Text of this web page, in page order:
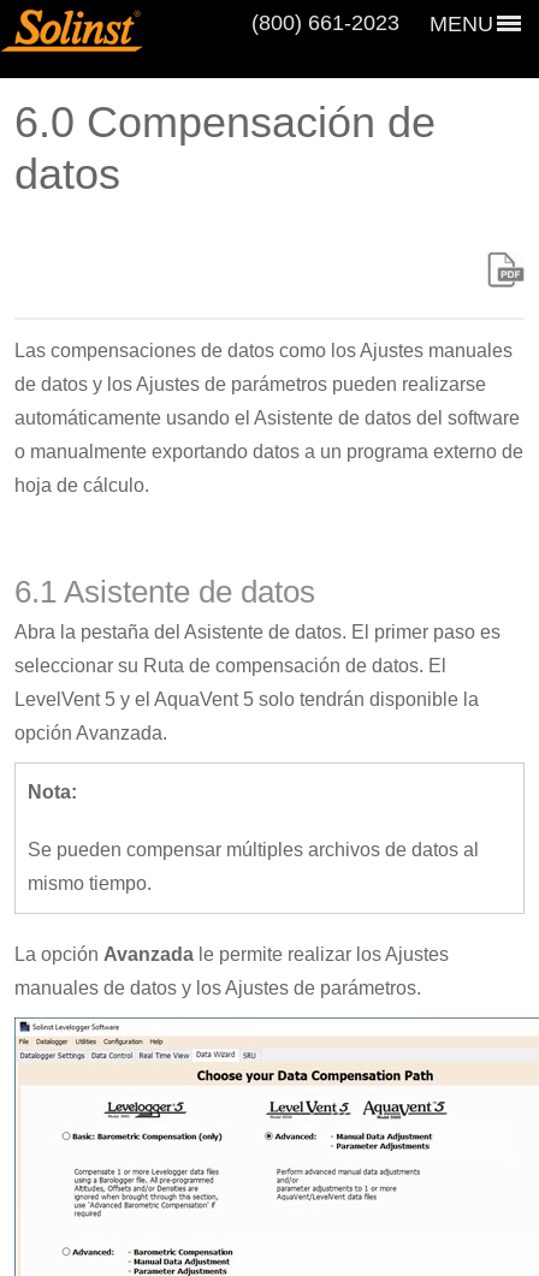
MENU
(800) 661‑2023
6.0 Compensación de
datos
Las compensaciones de datos como los Ajustes manuales
de datos y los Ajustes de parámetros pueden realizarse
automáticamente usando el Asistente de datos del software
o manualmente exportando datos a un programa externo de
hoja de cálculo.
6.1 Asistente de datos
Abra la pestaña del Asistente de datos. El primer paso es
seleccionar su Ruta de compensación de datos. El
LevelVent 5 y el AquaVent 5 solo tendrán disponible la
opción Avanzada.
Nota:
Se pueden compensar múltiples archivos de datos al
mismo tiempo.
La opción Avanzada le permite realizar los Ajustes
manuales de datos y los Ajustes de parámetros.